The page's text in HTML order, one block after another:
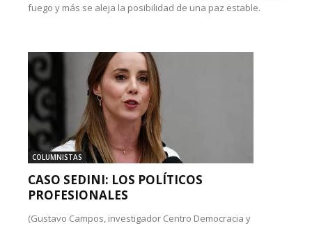
fuego y más se aleja la posibilidad de una paz estable.
COLUMNISTAS
CASO SEDINI: LOS POLÍTICOS
PROFESIONALES
(Gustavo Campos, investigador Centro Democracia y